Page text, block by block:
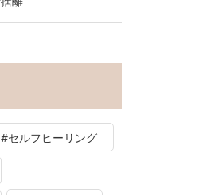
#セルフヒーリング